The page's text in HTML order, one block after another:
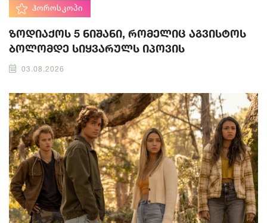
ᲰᲝᲠᲝᲡᲙᲝᲞᲘ
ზოდიაქოს 5 ნიშანი, რომელიც აგვისტოს
ბოლომდე სიყვარულს იპოვის
03.08.2026